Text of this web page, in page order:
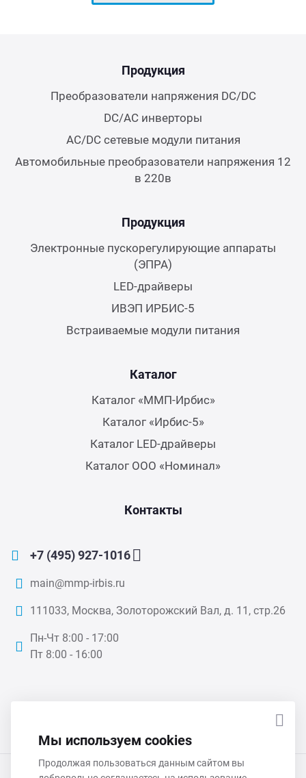
Продукция
Преобразователи напряжения DC/DC
DC/AC инверторы
AC/DC сетевые модули питания
Автомобильные преобразователи напряжения 12
в 220в
Продукция
Электронные пускорегулирующие аппараты
(ЭПРА)
LED-драйверы
ИВЭП ИРБИС-5
Встраиваемые модули питания
Каталог
Каталог «ММП-Ирбис»
Каталог «Ирбис-5»
Каталог LED-драйверы
Каталог ООО «Номинал»
Контакты
+7 (495) 927-1016
main@mmp-irbis.ru
111033, Москва, Золоторожский Вал, д. 11, стр.26
Пн-Чт 8:00 - 17:00
Пт 8:00 - 16:00
Мы используем cookies
Продолжая пользоваться данным сайтом вы